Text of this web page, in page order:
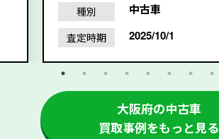
種別 中古車
査定時期 2025/10/1
大阪府の中古車
買取事例をもっと見る